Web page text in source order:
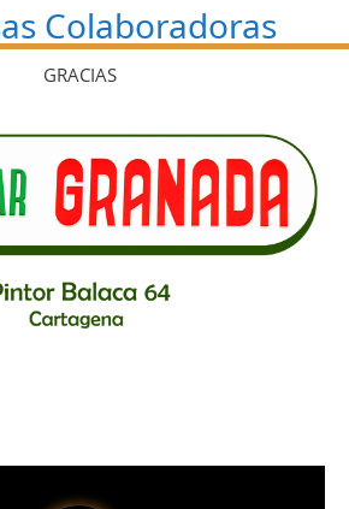
Colaboradoras
GRACIAS